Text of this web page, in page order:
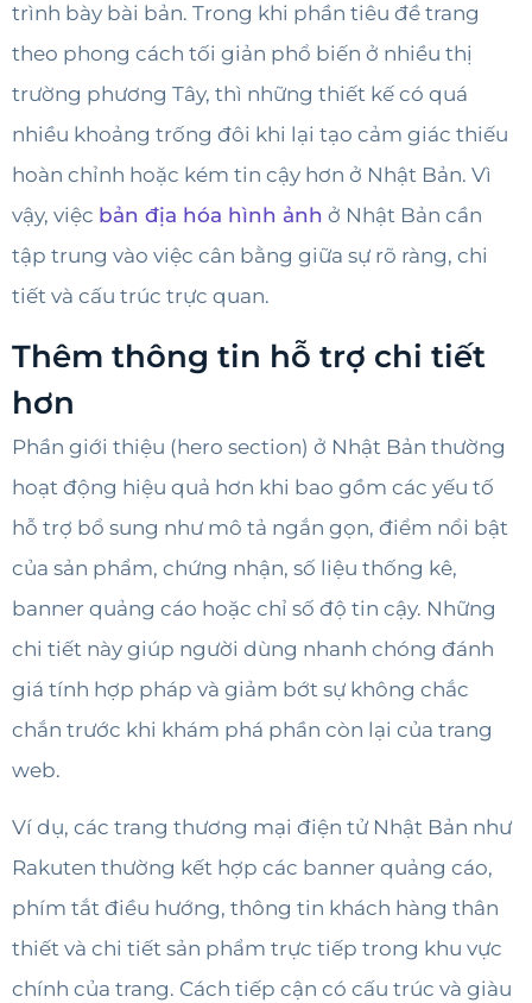
trình bày bài bản. Trong khi phần tiêu đề trang
theo phong cách tối giản phổ biến ở nhiều thị
trường phương Tây, thì những thiết kế có quá
nhiều khoảng trống đôi khi lại tạo cảm giác thiếu
hoàn chỉnh hoặc kém tin cậy hơn ở Nhật Bản. Vì
vậy, việc bản địa hóa hình ảnh ở Nhật Bản cần
tập trung vào việc cân bằng giữa sự rõ ràng, chi
tiết và cấu trúc trực quan.
Thêm thông tin hỗ trợ chi tiết
hơn
Phần giới thiệu (hero section) ở Nhật Bản thường
hoạt động hiệu quả hơn khi bao gồm các yếu tố
hỗ trợ bổ sung như mô tả ngắn gọn, điểm nổi bật
của sản phẩm, chứng nhận, số liệu thống kê,
banner quảng cáo hoặc chỉ số độ tin cậy. Những
chi tiết này giúp người dùng nhanh chóng đánh
giá tính hợp pháp và giảm bớt sự không chắc
chắn trước khi khám phá phần còn lại của trang
web.
Ví dụ, các trang thương mại điện tử Nhật Bản như
Rakuten thường kết hợp các banner quảng cáo,
phím tắt điều hướng, thông tin khách hàng thân
thiết và chi tiết sản phẩm trực tiếp trong khu vực
chính của trang. Cách tiếp cận có cấu trúc và giàu